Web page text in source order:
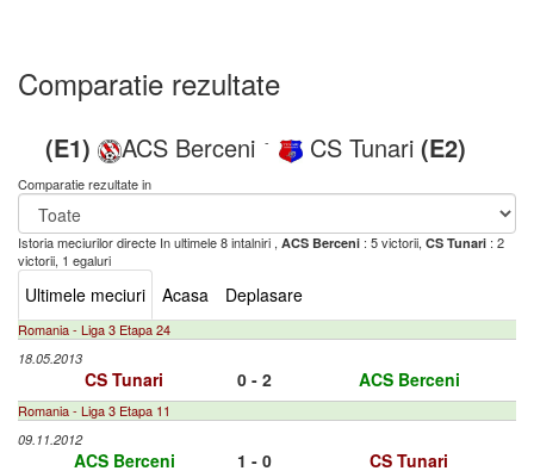
Comparatie rezultate
(E1) ACS Berceni - CS Tunari (E2)
Comparatie rezultate in
Istoria meciurilor directe In ultimele 8 intalniri , ACS Berceni : 5 victorii, CS Tunari : 2
victorii, 1 egaluri
Ultimele meciuri Acasa Deplasare
Romania - Liga 3 Etapa 24
18.05.2013
CS Tunari 0 - 2 ACS Berceni
Romania - Liga 3 Etapa 11
09.11.2012
ACS Berceni 1 - 0 CS Tunari